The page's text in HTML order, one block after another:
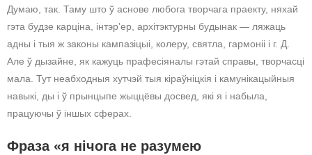
Думаю, так. Таму што ў аснове любога творчага праекту, няхай
гэта будзе карціна, інтэр’ер, архітэктурны будынак — ляжаць
адны і тыя ж законы кампазіцыі, колеру, святла, гармоніі і г. Д.
Але ў дызайне, як кажуць прафесіяналы гэтай справы, творчасці
мала. Тут неабходныя хутчэй тыя кіраўніцкія і камунікацыйныя
навыкі, ды і ў прынцыпе жыццёвы досвед, які я і набыла,
працуючы ў іншых сферах.
Фраза «я нічога не разумею